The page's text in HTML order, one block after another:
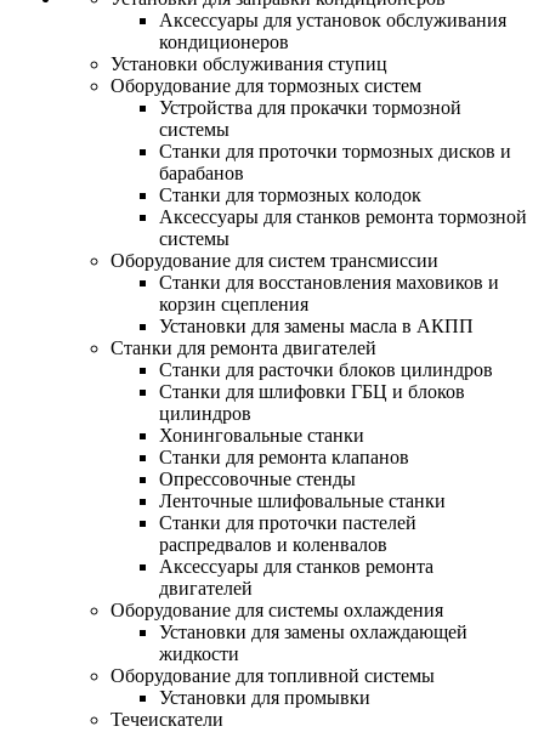
Аксессуары для установок обслуживания
кондиционеров
Установки обслуживания ступиц
Оборудование для тормозных систем
Устройства для прокачки тормозной
системы
Станки для проточки тормозных дисков и
барабанов
Станки для тормозных колодок
Аксессуары для станков ремонта тормозной
системы
Оборудование для систем трансмиссии
Станки для восстановления маховиков и
корзин сцепления
Установки для замены масла в АКПП
Станки для ремонта двигателей
Станки для расточки блоков цилиндров
Станки для шлифовки ГБЦ и блоков
цилиндров
Хонинговальные станки
Станки для ремонта клапанов
Опрессовочные стенды
Ленточные шлифовальные станки
Станки для проточки пастелей
распредвалов и коленвалов
Аксессуары для станков ремонта
двигателей
Оборудование для системы охлаждения
Установки для замены охлаждающей
жидкости
Оборудование для топливной системы
Установки для промывки
Течеискатели